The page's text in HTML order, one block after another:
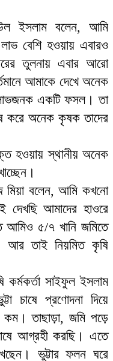
ইসলাম বলেন, আমি
বেশি হওয়ায় এবারও
তুলনায় এবার আরো
আমাকে দেখে অনেক
একটি ফসল। তা
করে অনেক কৃষক তাদের
হওয়ায় স্থানীয় অনেক
বলেন, আমি কখনো
দেখছি আমাদের হাওরে
আমিও ৫/৭ খানি জমিতে
আর তাই নিয়মিত কৃষি
কর্মকর্তা সাইফুল ইসলাম
চাষে প্রণোদনা দিয়ে
কম। তাছাড়া, জমি পড়ে
আগ্রহী করছি। এতে
ভুট্টার ফলন ঘরে